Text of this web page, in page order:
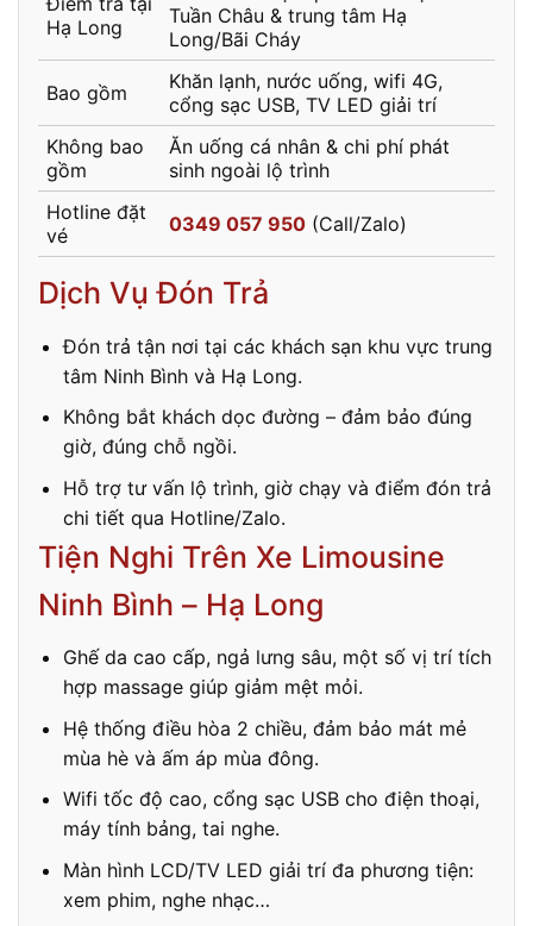
Hạ Long
Tuần Châu & trung tâm Hạ
Long/Bãi Cháy
Bao gồm
Khăn lạnh, nước uống, wifi 4G,
cổng sạc USB, TV LED giải trí
Không bao
gồm
Ăn uống cá nhân & chi phí phát
sinh ngoài lộ trình
Hotline đặt
vé
0349 057 950 (Call/Zalo)
Dịch Vụ Đón Trả
Đón trả tận nơi tại các khách sạn khu vực trung
tâm Ninh Bình và Hạ Long.
Không bắt khách dọc đường – đảm bảo đúng
giờ, đúng chỗ ngồi.
Hỗ trợ tư vấn lộ trình, giờ chạy và điểm đón trả
chi tiết qua Hotline/Zalo.
Tiện Nghi Trên Xe Limousine
Ninh Bình – Hạ Long
Ghế da cao cấp, ngả lưng sâu, một số vị trí tích
hợp massage giúp giảm mệt mỏi.
Hệ thống điều hòa 2 chiều, đảm bảo mát mẻ
mùa hè và ấm áp mùa đông.
Wifi tốc độ cao, cổng sạc USB cho điện thoại,
máy tính bảng, tai nghe.
Màn hình LCD/TV LED giải trí đa phương tiện:
xem phim, nghe nhạc…